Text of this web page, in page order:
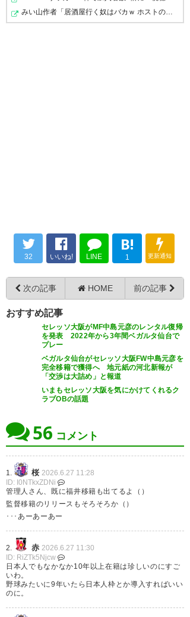
「アカデミー時代から本当に多くの方々に支えていただ
きました。百年構想リーグでは何も結果を残せず、最後
>>551
重く受け止めて欲しい
、と同じようにしか感じられ
言うほど仙台まともか？とも思うけどな
U-名無しさん2026/06/26(金) 17:26:29 ID:QNbKe7VNM
元彦自身のセレッソ愛が、
今の中島元彦という選手は、
セレッソでプレーするに値しないと思ってる
って意味に捉えた
対照的に仙台の方のコメントは一言だけか
557U-名無しさん
中島の移籍金で補強や
一億あったら誰かええ選手取れるやろ
U-名無しさん 2026/06/26(金) 16:33:49 ID:egkw74lS0
もっくん出ていくのはそら残念やけどしゃーない切
り替えよう
っていい話がないのがうちのダメなところ
567 U-名無しさん 2026/06/26(金) 16:48:20 ID:OuEfEbG0r
言うほどセレッソ何か悪いか?笑
まあたらい回しは辛かったのかもしれんし、
ｷﾀ━━━━(ﾟ∀ﾟ)━━━━!!
誰のユニ買えばいいんだよ
599U-名無しさん2026/06/26(金) 16:58:11 ID:AY5Afout0
買いたいやつ全員買えばいいんだよ
U-名無しさん2026/06/26(金) 17:11:44 ID:7QqRluKH0
公式インスタのコメ欄こんなにコメ多いのはじめて
608 U-名無しさん2026/06/26(金) 17:12:14 ID:rzPXhGeG0
おかえりなさい!!
624U-名無しさん2026/06/26(金) 18:04:48 ID:UkYCtLqI0
もうここまで来たら絶対昇格して欲しい
みい山作者「居酒屋行く奴はバカｗ ホストの初回なら居酒…
32 いいね! LINE
B!
1 更新通知
次の記事 HOME 前の記事
おすすめ記事
セレッソ大阪がMF中島元彦のレンタル復帰
を発表 2022年から3年間ベガルタ仙台で
プレー
ベガルタ仙台がセレッソ大阪FW中島元彦を
完全移籍で獲得へ 地元紙の河北新報が
「交渉は大詰め」と報道
いまもセレッソ大阪を気にかけてくれるク
ラブOBの話題
56 コメント
1. 桜 2026.6.27 11:28
ID: I0NTkxZDNi
管理人さん、既に福井移籍も出てるよ（）
監督移籍のリリースもそろそろか（）
･･･あーあーあー
2. 赤 2026.6.27 11:30
ID: RiZTk5Njcw
日本人でもなかなか10年以上在籍は珍しいのにすご
いわ。
野球みたいに9年いたら日本人枠とか導入すればいい
のに。